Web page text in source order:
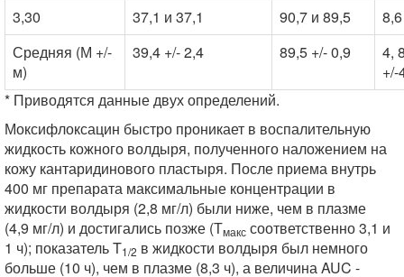
3,30
37,1 и 37,1 90,7 и 89,5
Средняя (М +/-
м)
39,4 +/- 2,4 89,5 +/- 0,9
4,
+/-
* Приводятся данные двух определений.
Моксифлоксацин быстро проникает в воспалительную
жидкость кожного волдыря, полученного наложением на
кожу кантаридинового пластыря. После приема внутрь
400 мг препарата максимальные концентрации в
жидкости волдыря (2,8 мг/л) были ниже, чем в плазме
(4,9 мг/л) и достигались позже (Тмакс соответственно 3,1 и
1 ч); показатель T1/2 в жидкости волдыря был немного
больше (10 ч), чем в плазме (8,3 ч), а величина AUC -